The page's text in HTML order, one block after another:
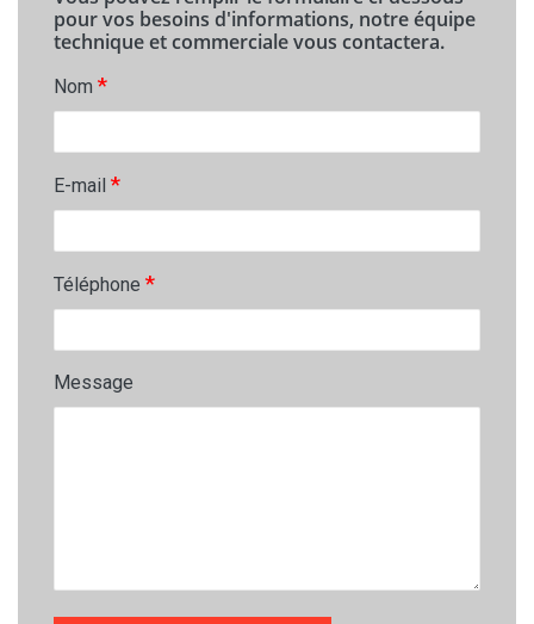
pour vos besoins d'informations, notre équipe
technique et commerciale vous contactera.
Nom *
E-mail *
Téléphone *
Message